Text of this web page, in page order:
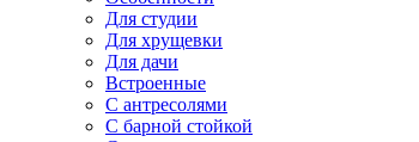
Для студии
Для хрущевки
Для дачи
Встроенные
С антресолями
С барной стойкой